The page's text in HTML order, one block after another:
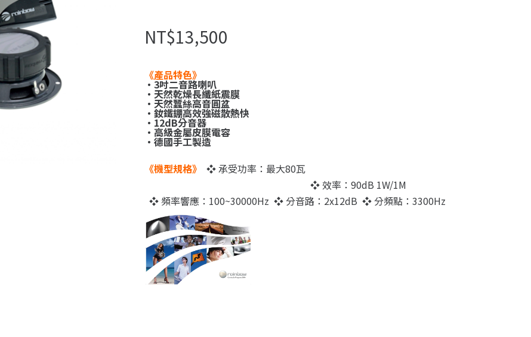
NT$13,500
《產品特色》
・3吋二音路喇叭
・天然乾燥長纖紙震膜
・天然蠶絲高音圓盆
・釹鐵錋高效強磁散熱快
・12dB分音器
・高級金屬皮膜電容
・德國手工製造
《機型規格》
❖ 承受功率：最大80瓦
❖ 效率：90dB 1W/1M
❖ 頻率響應：100~30000Hz ❖ 分音路：2x12dB ❖ 分頻點：3300Hz